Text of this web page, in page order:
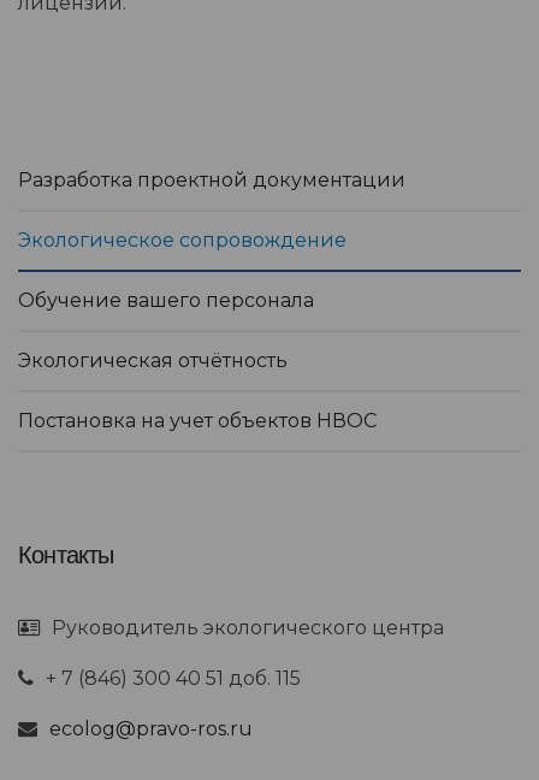
Разработка проектной документации
Экологическое сопровождение
Обучение вашего персонала
Экологическая отчётность
Постановка на учет объектов НВОС
Контакты
Руководитель экологического центра
+ 7 (846) 300 40 51 доб. 115
ecolog@pravo-ros.ru